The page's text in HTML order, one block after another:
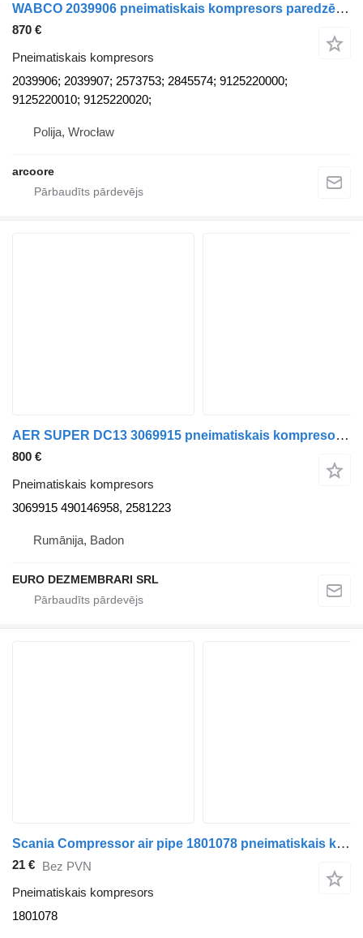
WABCO 2039906 pneimatiskais kompresors paredzēts Scania R euro 6 vilcēja
870 €
Pneimatiskais kompresors
2039906; 2039907; 2573753; 2845574; 9125220000;
9125220010; 9125220020;
Polija, Wrocław
arcoore
AER SUPER DC13 3069915 pneimatiskais kompresors paredzēts Scania NGS vilcēja
800 €
Pneimatiskais kompresors
3069915 490146958, 2581223
Rumānija, Badon
EURO DEZMEMBRARI SRL
Scania Compressor air pipe 1801078 pneimatiskais kompresors paredzēts Scania R410 vilcēja
21 € Bez PVN
Pneimatiskais kompresors
1801078